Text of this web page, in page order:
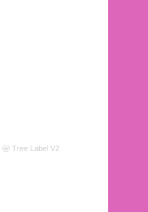
ⓦ Tree Label V2